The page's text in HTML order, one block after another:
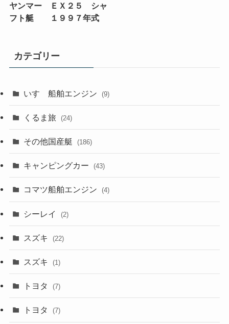
ヤンマー ＥＸ２５ シャ
フト艇 １９９７年式
カテゴリー
いすゞ船舶エンジン (9)
くるま旅 (24)
その他国産艇 (186)
キャンピングカー (43)
コマツ船舶エンジン (4)
シーレイ (2)
スズキ (22)
スズキ (1)
トヨタ (7)
トヨタ (7)